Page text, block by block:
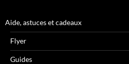
Aide, astuces et cadeaux
Flyer
Guides